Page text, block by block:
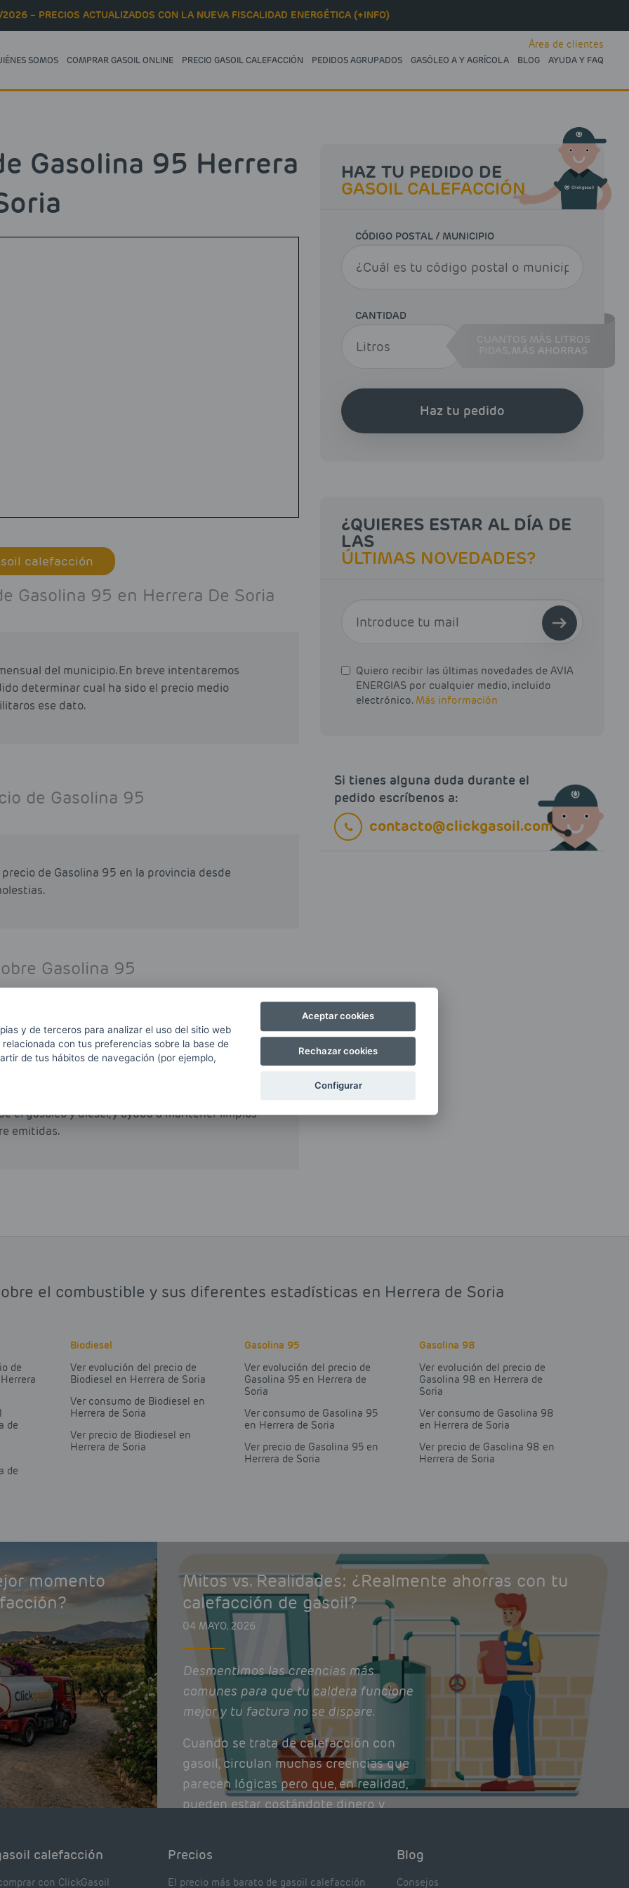
– PRECIOS ACTUALIZADOS CON LA NUEVA FISCALIDAD ENERGÉTICA (+INFO)
SOMOS COMPRAR GASOIL ONLINE PRECIO GASOIL CALEFACCIÓN PEDIDOS AGRUPADOS GASÓLEO A Y AGRÍCOLA BLOG AYUDA Y FAQ
Área de clientes
Gasolina 95 Herrera
calefacción
Gasolina 95 en Herrera De Soria
del municipio. En breve intentaremos
determinar cual ha sido el precio medio
ese dato.
de Gasolina 95
de Gasolina 95 en la provincia desde
Gasolina 95
los vehículos no comerciales en España. Su
incentiva su uso, si bien es cierto que en
a las gasolinas respecto a los gasóleos
el gasóleo y diésel, y ayuda a mantener limpios
emitidas.
HAZ TU PEDIDO DE
GASOIL CALEFACCIÓN
CÓDIGO POSTAL / MUNICIPIO
CANTIDAD
CUANTOS MÁS LITROS
MÁS AHORRAS
Haz tu pedido
¿QUIERES ESTAR AL DÍA DE
LAS
ÚLTIMAS NOVEDADES?
Quiero recibir las últimas novedades de AVIA
ENERGIAS por cualquier medio, incluido
electrónico. Más información
Si tienes alguna duda durante el
pedido escríbenos a:
contacto@clickgasoil.com
el combustible y sus diferentes estadísticas en Herrera de Soria
de
de
de
Biodiesel
Ver evolución del precio de
Biodiesel en Herrera de Soria
Ver consumo de Biodiesel en
Herrera de Soria
Ver precio de Biodiesel en
Herrera de Soria
Gasolina 95
Ver evolución del precio de
Gasolina 95 en Herrera de
Soria
Ver consumo de Gasolina 95
en Herrera de Soria
Ver precio de Gasolina 95 en
Herrera de Soria
Gasolina 98
Ver evolución del precio de
Gasolina 98 en Herrera de
Soria
Ver consumo de Gasolina 98
en Herrera de Soria
Ver precio de Gasolina 98 en
Herrera de Soria
momento
Mitos vs. Realidades: ¿Realmente ahorras con tu
calefacción de gasoil?
04 MAYO, 2026
Desmentimos las creencias más
comunes para que tu caldera funcione
mejor y tu factura no se dispare.
Cuando se trata de calefacción con
gasoil, circulan muchas creencias que
parecen lógicas pero que, en realidad,
pueden estar costándote dinero y
calefacción
con ClickGasoil
Precios
El precio más barato de gasoil calefacción
Blog
Consejos
y de terceros para analizar el uso del sitio web
con tus preferencias sobre la base de
de tus hábitos de navegación (por ejemplo,
Aceptar cookies
Rechazar cookies
Configurar